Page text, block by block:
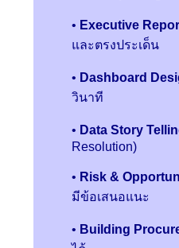
• Executive
และตรงประเด็น
• Dashboard
วินาที
• Data Story
Resolution)
• Risk &
มีข้อเสนอแนะ
• Building